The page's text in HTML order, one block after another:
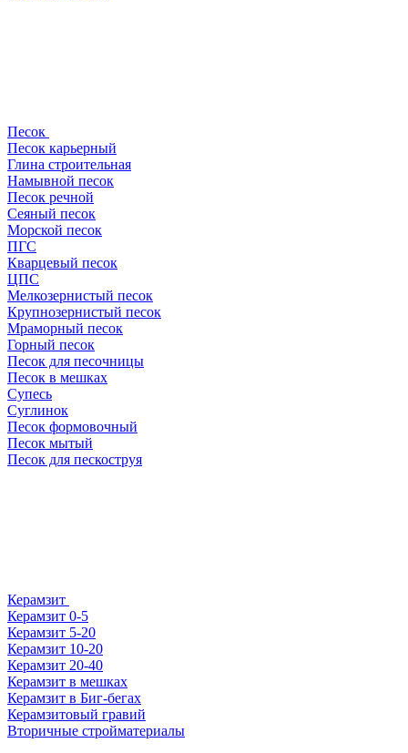
Песок
Песок карьерный
Глина строительная
Намывной песок
Песок речной
Сеяный песок
Морской песок
ПГС
Кварцевый песок
ЦПС
Мелкозернистый песок
Крупнозернистый песок
Мраморный песок
Горный песок
Песок для песочницы
Песок в мешках
Супесь
Суглинок
Песок формовочный
Песок мытый
Песок для пескоструя
Керамзит
Керамзит 0-5
Керамзит 5-20
Керамзит 10-20
Керамзит 20-40
Керамзит в мешках
Керамзит в Биг-бегах
Керамзитовый гравий
Вторичные стройматериалы